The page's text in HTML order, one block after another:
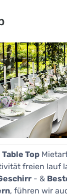
Table Top
freien lauf
- &
, führen wir